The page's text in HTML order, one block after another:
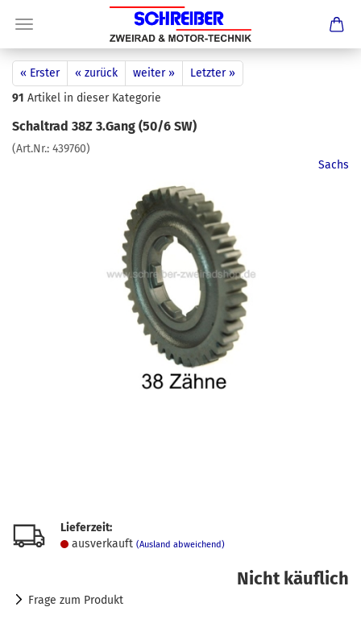
« Erster « zurück weiter »
Letzter »
91 Artikel in dieser Kategorie
Schaltrad 38Z 3.Gang (50/6 SW)
(Art.Nr.: 439760)
Sachs
Lieferzeit:
ausverkauft (Ausland abweichend)
Nicht käuflich
Frage zum Produkt